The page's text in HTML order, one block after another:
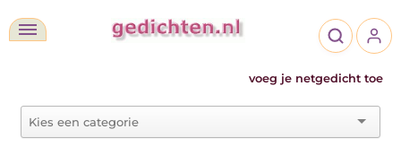
voeg je netgedicht toe